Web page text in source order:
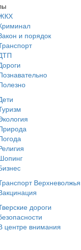
и порядок
Верхневолжья
дороги
центре внимания